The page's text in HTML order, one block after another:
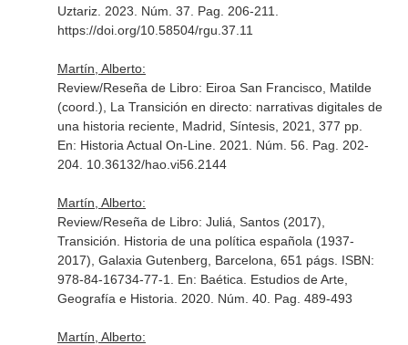
Uztariz. 2023. Núm. 37. Pag. 206-211.
https://doi.org/10.58504/rgu.37.11
Martín, Alberto:
Review/Reseña de Libro: Eiroa San Francisco, Matilde
(coord.), La Transición en directo: narrativas digitales de
una historia reciente, Madrid, Síntesis, 2021, 377 pp.
En: Historia Actual On-Line. 2021. Núm. 56. Pag. 202-
204. 10.36132/hao.vi56.2144
Martín, Alberto:
Review/Reseña de Libro: Juliá, Santos (2017),
Transición. Historia de una política española (1937-
2017), Galaxia Gutenberg, Barcelona, 651 págs. ISBN:
978-84-16734-77-1. En: Baética. Estudios de Arte,
Geografía e Historia . 2020. Núm. 40. Pag. 489-493
Martín, Alberto: